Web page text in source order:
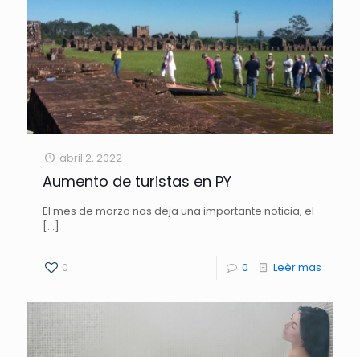
abril 2, 2022
Aumento de turistas en PY
El mes de marzo nos deja una importante noticia, el
[…]
0 0 Leèr mas